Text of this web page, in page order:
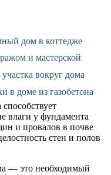
дом в коттедже
и мастерской
вокруг дома
в доме из газобетона
влаги у фундамента
и провалов в почве
стен и полов
— это необходимый